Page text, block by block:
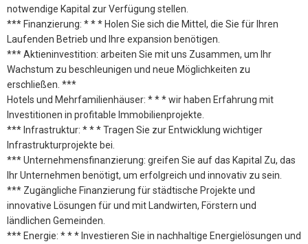
notwendige Kapital zur Verfügung stellen.
*** Finanzierung: * * * Holen Sie sich die Mittel, die Sie für Ihren
Laufenden Betrieb und Ihre expansion benötigen.
*** Aktieninvestition: arbeiten Sie mit uns Zusammen, um Ihr
Wachstum zu beschleunigen und neue Möglichkeiten zu
erschließen. ***
Hotels und Mehrfamilienhäuser: * * * wir haben Erfahrung mit
Investitionen in profitable Immobilienprojekte.
*** Infrastruktur: * * * Tragen Sie zur Entwicklung wichtiger
Infrastrukturprojekte bei.
*** Unternehmensfinanzierung: greifen Sie auf das Kapital Zu, das
Ihr Unternehmen benötigt, um erfolgreich und innovativ zu sein.
*** Zugängliche Finanzierung für städtische Projekte und
innovative Lösungen für und mit Landwirten, Förstern und
ländlichen Gemeinden.
*** Energie: * * * Investieren Sie in nachhaltige Energielösungen und